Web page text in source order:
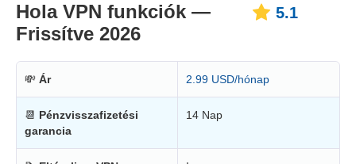
Hola VPN funkciók —
Frissítve 2026
5.1
💸 Ár 2.99 USD/hónap
📆 Pénzvisszafizetési
garancia
14 Nap